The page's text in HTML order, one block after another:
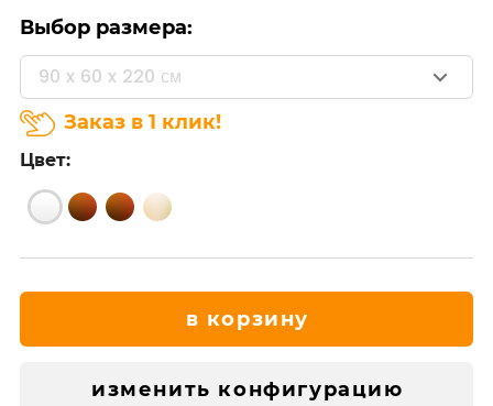
Выбор размера:
90 x 60 x 220 см
Заказ в 1 клик!
Цвет:
в корзину
изменить конфигурацию